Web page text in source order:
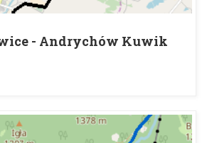
- Andrychów Kuwik